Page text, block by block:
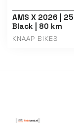
AMS X 2026 |
Black | 80 km
KNAAP BIKES